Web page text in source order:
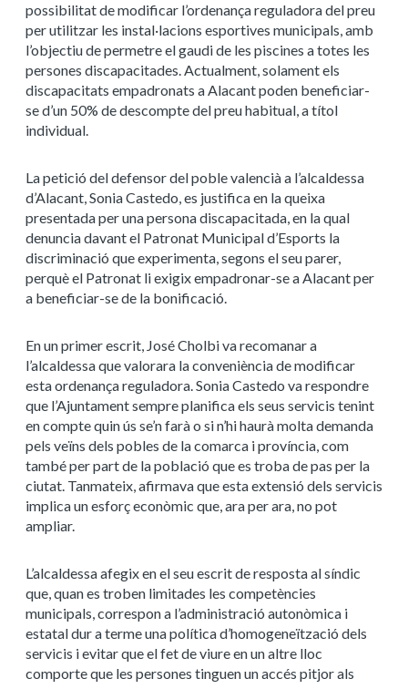
possibilitat de modificar l’ordenança reguladora del preu
per utilitzar les instal·lacions esportives municipals, amb
l’objectiu de permetre el gaudi de les piscines a totes les
persones discapacitades. Actualment, solament els
discapacitats empadronats a Alacant poden beneficiar-
se d’un 50% de descompte del preu habitual, a títol
individual.
La petició del defensor del poble valencià a l’alcaldessa
d’Alacant, Sonia Castedo, es justifica en la queixa
presentada per una persona discapacitada, en la qual
denuncia davant el Patronat Municipal d’Esports la
discriminació que experimenta, segons el seu parer,
perquè el Patronat li exigix empadronar-se a Alacant per
a beneficiar-se de la bonificació.
En un primer escrit, José Cholbi va recomanar a
l’alcaldessa que valorara la conveniència de modificar
esta ordenança reguladora. Sonia Castedo va respondre
que l’Ajuntament sempre planifica els seus servicis tenint
en compte quin ús se’n farà o si n’hi haurà molta demanda
pels veïns dels pobles de la comarca i província, com
també per part de la població que es troba de pas per la
ciutat. Tanmateix, afirmava que esta extensió dels servicis
implica un esforç econòmic que, ara per ara, no pot
ampliar.
L’alcaldessa afegix en el seu escrit de resposta al síndic
que, quan es troben limitades les competències
municipals, correspon a l’administració autonòmica i
estatal dur a terme una política d’homogeneïtzació dels
servicis i evitar que el fet de viure en un altre lloc
comporte que les persones tinguen un accés pitjor als